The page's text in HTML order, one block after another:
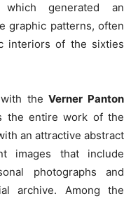
generated an
graphic patterns, often
interiors of the sixties
the Verner Panton
the entire work of the
an attractive abstract
images that include
photographs and
archive. Among the